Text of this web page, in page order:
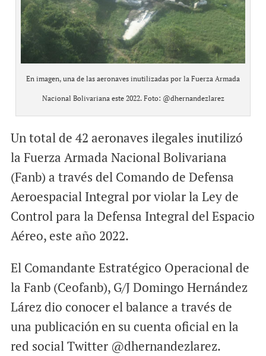
En imagen, una de las aeronaves inutilizadas por la Fuerza Armada
Nacional Bolivariana este 2022. Foto: @dhernandezlarez
Un total de 42 aeronaves ilegales inutilizó
la Fuerza Armada Nacional Bolivariana
(Fanb) a través del Comando de Defensa
Aeroespacial Integral por violar la Ley de
Control para la Defensa Integral del Espacio
Aéreo, este año 2022.
El Comandante Estratégico Operacional de
la Fanb (Ceofanb), G/J Domingo Hernández
Lárez dio conocer el balance a través de
una publicación en su cuenta oficial en la
red social Twitter @dhernandezlarez.